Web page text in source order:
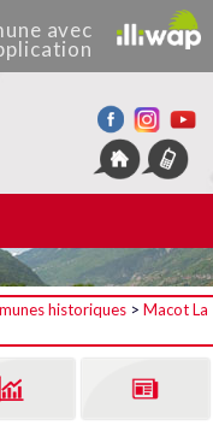
avec
historiques > Macot La